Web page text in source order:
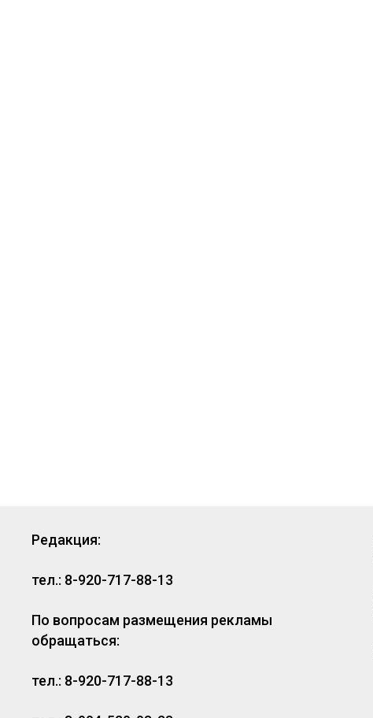
Редакция:
тел.: 8-920-717-88-13
По вопросам размещения рекламы
обращаться:
тел.: 8-920-717-88-13